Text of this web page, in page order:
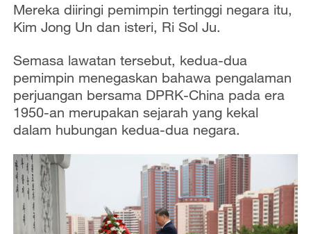
Mereka diiringi pemimpin tertinggi negara itu,
Kim Jong Un dan isteri, Ri Sol Ju.
Semasa lawatan tersebut, kedua-dua
pemimpin menegaskan bahawa pengalaman
perjuangan bersama DPRK-China pada era
1950-an merupakan sejarah yang kekal
dalam hubungan kedua-dua negara.